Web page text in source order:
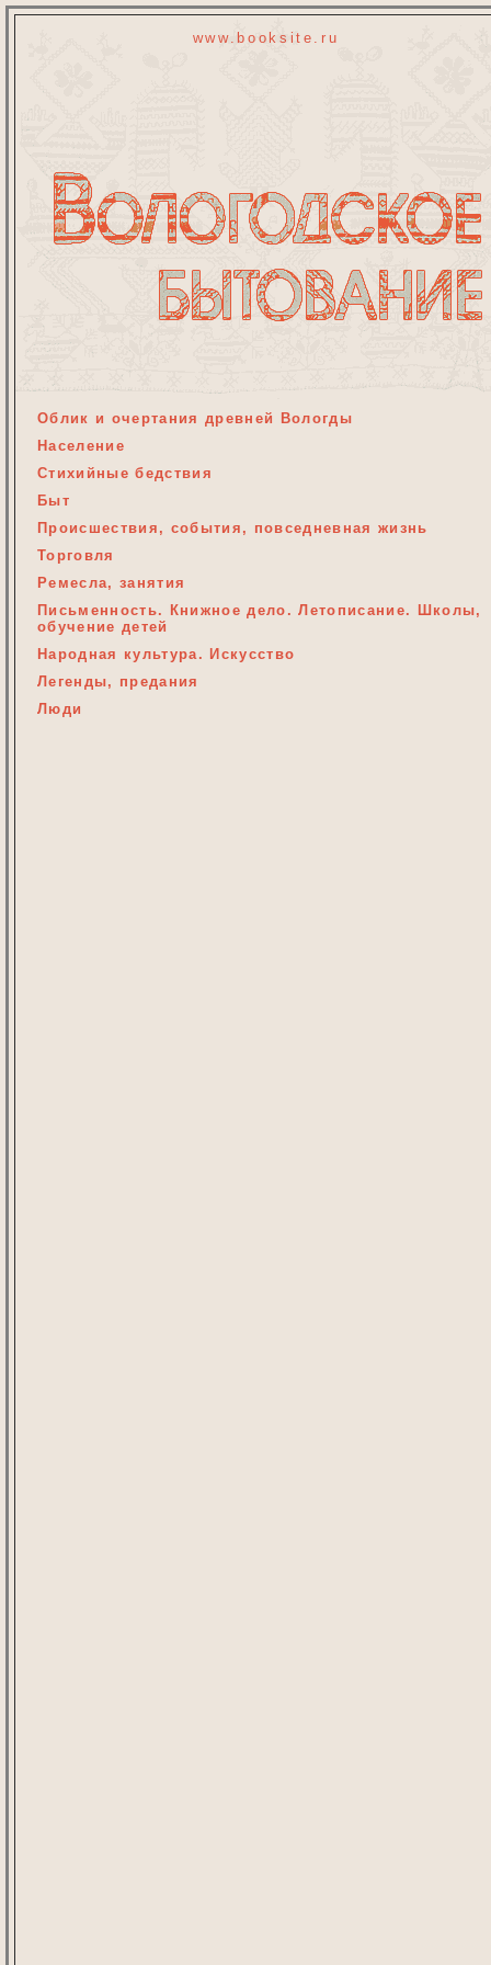
www.booksite.ru
Облик и очертания древней Вологды
Население
Стихийные бедствия
Быт
Происшествия, события, повседневная жизнь
Торговля
Ремесла, занятия
Письменность. Книжное дело. Летописание. Школы,
обучение детей
Народная культура. Искусство
Легенды, предания
Люди